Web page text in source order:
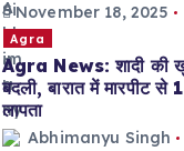
November 18, 2025
Agra
Agra News: शादी की
बदली, बारात में मारपीट से
लापता
Abhimanyu Singh